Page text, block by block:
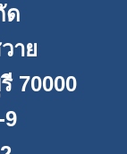
ด
าย
70000
9